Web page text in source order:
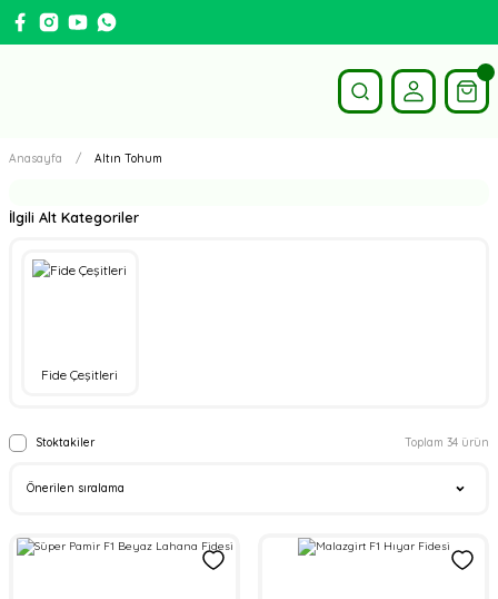
Anasayfa Altın Tohum
İlgili Alt Kategoriler
Fide Çeşitleri
Stoktakiler Toplam 34 ürün